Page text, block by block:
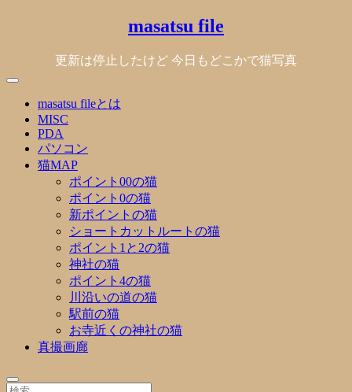
masatsu file
更新は停止したけど 今日もどこかで猫写真
masatsu fileとは
MISC
PDA
パソコン
猫MAP
ポイント00の猫
ポイント0の猫
新ポイントの猫
ショートカットルートの猫
ポイント1と2の猫
神社の猫
ポイント4の猫
川沿いの道の猫
駅前の猫
お寺近くの神社の猫
真撮画廊